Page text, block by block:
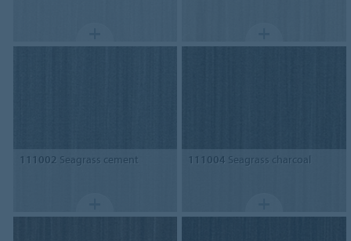
111002 Seagrass cement 111004 Seagrass charcoal